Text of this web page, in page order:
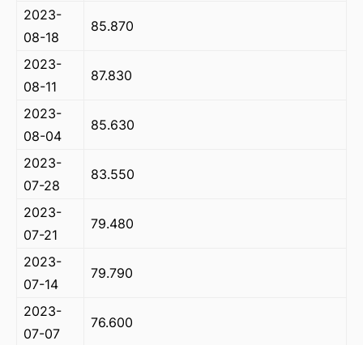
2023-
08-18
85.870
2023-
08-11
87.830
2023-
08-04
85.630
2023-
07-28
83.550
2023-
07-21
79.480
2023-
07-14
79.790
2023-
07-07
76.600